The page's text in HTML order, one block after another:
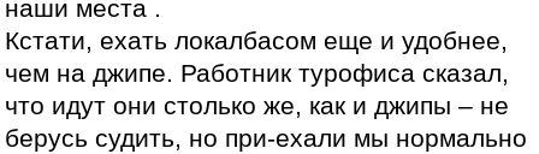
наши места .
Кстати, ехать локалбасом еще и удобнее,
чем на джипе. Работник турофиса сказал,
что идут они столько же, как и джипы – не
берусь судить, но при-ехали мы нормально